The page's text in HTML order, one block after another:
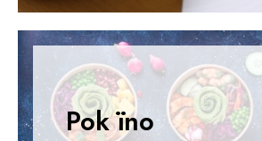
Pok ïno